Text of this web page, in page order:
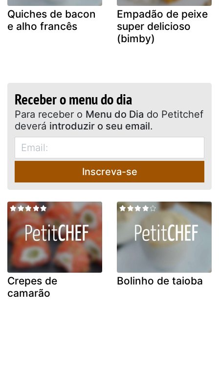
Quiches de bacon
e alho francês
Empadão de peixe
super delicioso
(bimby)
Receber o menu do dia
Para receber o Menu do Dia do Petitchef
deverá introduzir o seu email.
Inscreva-se
Crepes de
camarão
Bolinho de taioba